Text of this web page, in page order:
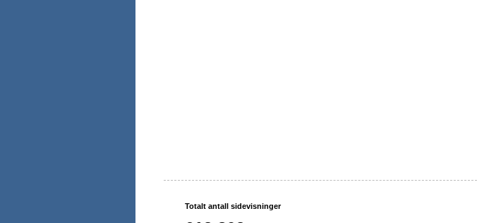
Totalt antall sidevisninger